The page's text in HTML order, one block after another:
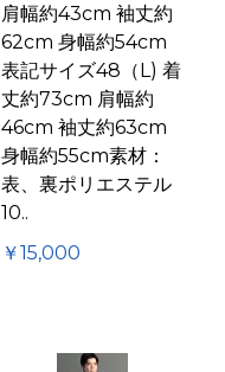
肩幅約43cm 袖丈約
62cm 身幅約54cm
表記サイズ48（L) 着
丈約73cm 肩幅約
46cm 袖丈約63cm
身幅約55cm素材：
表、裏ポリエステル
10..
￥15,000